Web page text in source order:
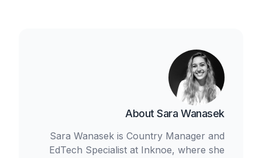
About Sara Wanasek
Sara Wanasek is Country Manager and
EdTech Specialist at Inknoe, where she